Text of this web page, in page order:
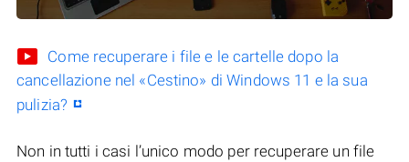
Come recuperare i file e le cartelle dopo la
cancellazione nel «Cestino» di Windows 11 e la sua
pulizia?
Non in tutti i casi l’unico modo per recuperare un file